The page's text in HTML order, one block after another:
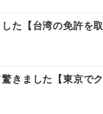
た【台湾の免許を
きました【東京で